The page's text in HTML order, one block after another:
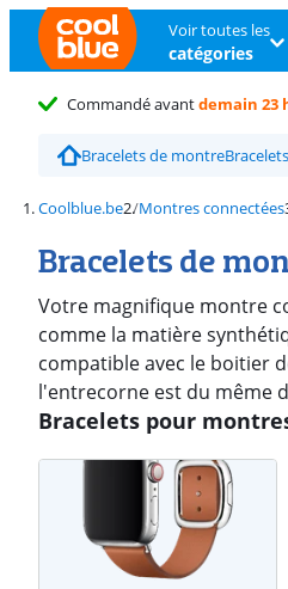
Voir toutes les
catégories
Commandé avantdemain 23
Bracelets de montre
Coolblue.be Montres connectées
Bracelets de
Votre magnifique montre
comme la matière
compatible avec le boitier
l'entrecorne est du même
Bracelets pour